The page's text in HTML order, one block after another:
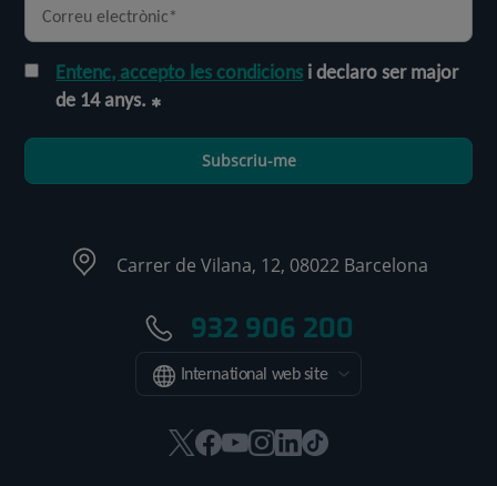
Entenc, accepto les condicions i declaro ser major
de 14 anys.
Subscriu-me
Carrer de Vilana, 12, 08022 Barcelona
932 906 200
International web site
AquestAquestAquestAquest
AquestEnllaç